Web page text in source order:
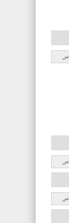
س
س
س